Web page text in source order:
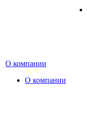
О компании
О компании